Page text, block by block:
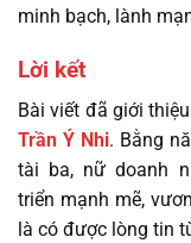
minh bạch, lành
Lời kết
Bài viết đã giới
Trần Ý Nhi. Bằng
tài ba, nữ doanh
triển mạnh mẽ,
là có được lòng tin